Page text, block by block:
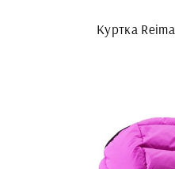
Куртка